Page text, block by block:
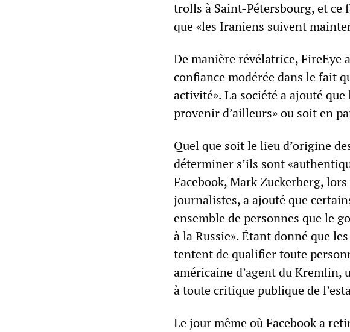
trolls à Saint-Pétersbourg, et ce
que «les Iraniens suivent
De manière révélatrice, FireEye
confiance modérée dans le fait
activité». La société a ajouté
provenir d’ailleurs» ou soit en
Quel que soit le lieu d’origine
déterminer s’ils sont
Facebook, Mark Zuckerberg,
journalistes, a ajouté que
ensemble de personnes que le
à la Russie». Étant donné que
tentent de qualifier toute
américaine d’agent du Kremlin,
à toute critique publique de
Le jour même où Facebook a